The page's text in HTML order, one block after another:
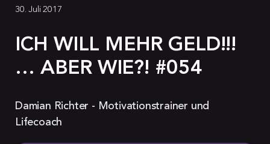
30. Juli 2017
ICH WILL MEHR GELD!!!
… ABER WIE?! #054
Damian Richter - Motivationstrainer und
Lifecoach